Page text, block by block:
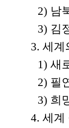
2) 남
3) 김
3. 세계
1) 새
2) 필
3) 희
4. 세계